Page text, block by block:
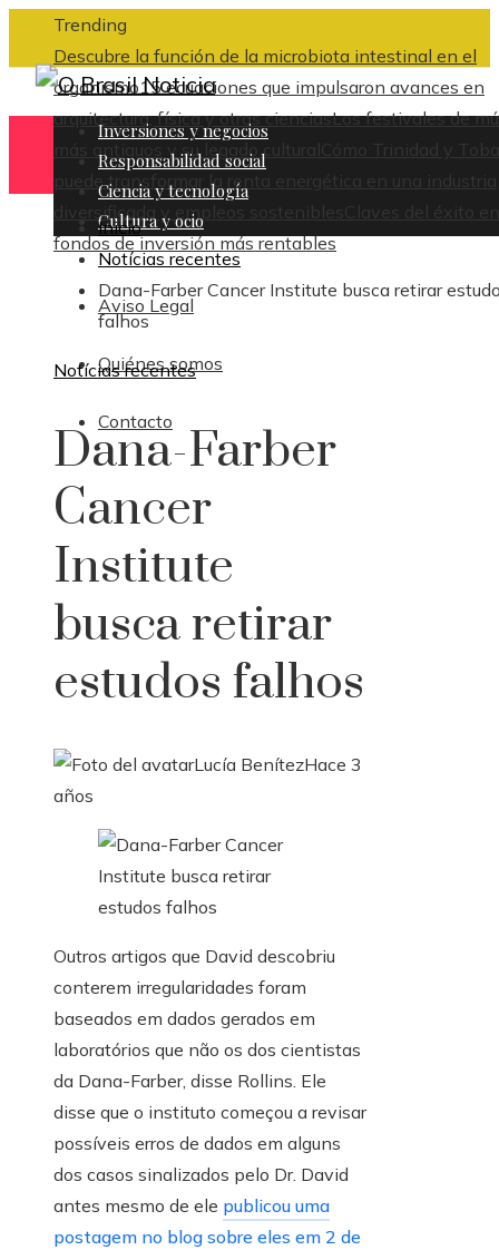
Trending
Descubre la función de la microbiota intestinal en el
organismo15 ecuaciones que impulsaron avances en
arquitectura, física y otras cienciasLos festivales de
más antiguos y su legado cultural
Cómo Trinidad y
puede transformar la renta energética en una industria
diversificada y empleos sostenibles
Claves del éxito
fondos de inversión más rentables
Aviso Legal
Quiénes somos
Contacto
Inversiones y negocios
Responsabilidad social
Ciencia y tecnología
Cultura y ocio
Inicio
Notícias recentes
Dana-Farber Cancer Institute busca retirar
falhos
Notícias recentes
Dana-Farber
Cancer
Institute
busca retirar
estudos falhos
Lucía BenítezHace 3
años
Outros artigos que David descobriu
conterem irregularidades foram
baseados em dados gerados em
laboratórios que não os dos cientistas
da Dana-Farber, disse Rollins. Ele
disse que o instituto começou a revisar
possíveis erros de dados em alguns
dos casos sinalizados pelo Dr. David
antes mesmo de ele publicou uma
postagem no blog sobre eles em 2 de